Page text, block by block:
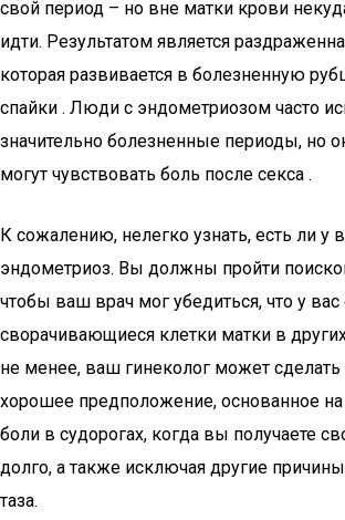
свой период – но вне матки крови
идти. Результатом является
которая развивается в болезненную
спайки . Люди с эндометриозом часто
значительно болезненные периоды, но
могут чувствовать боль после секса .
К сожалению, нелегко узнать, есть ли у
эндометриоз. Вы должны пройти
чтобы ваш врач мог убедиться, что у вас
сворачивающиеся клетки матки в других
не менее, ваш гинеколог может
хорошее предположение, основанное
боли в судорогах, когда вы получаете
долго, а также исключая другие
таза.